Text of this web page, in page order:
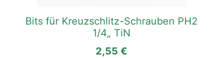
Bits für Kreuzschlitz-Schrauben PH2
1/4„ TiN
2,55 €